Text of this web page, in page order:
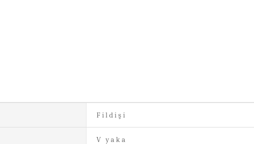
Fildişi
V yaka